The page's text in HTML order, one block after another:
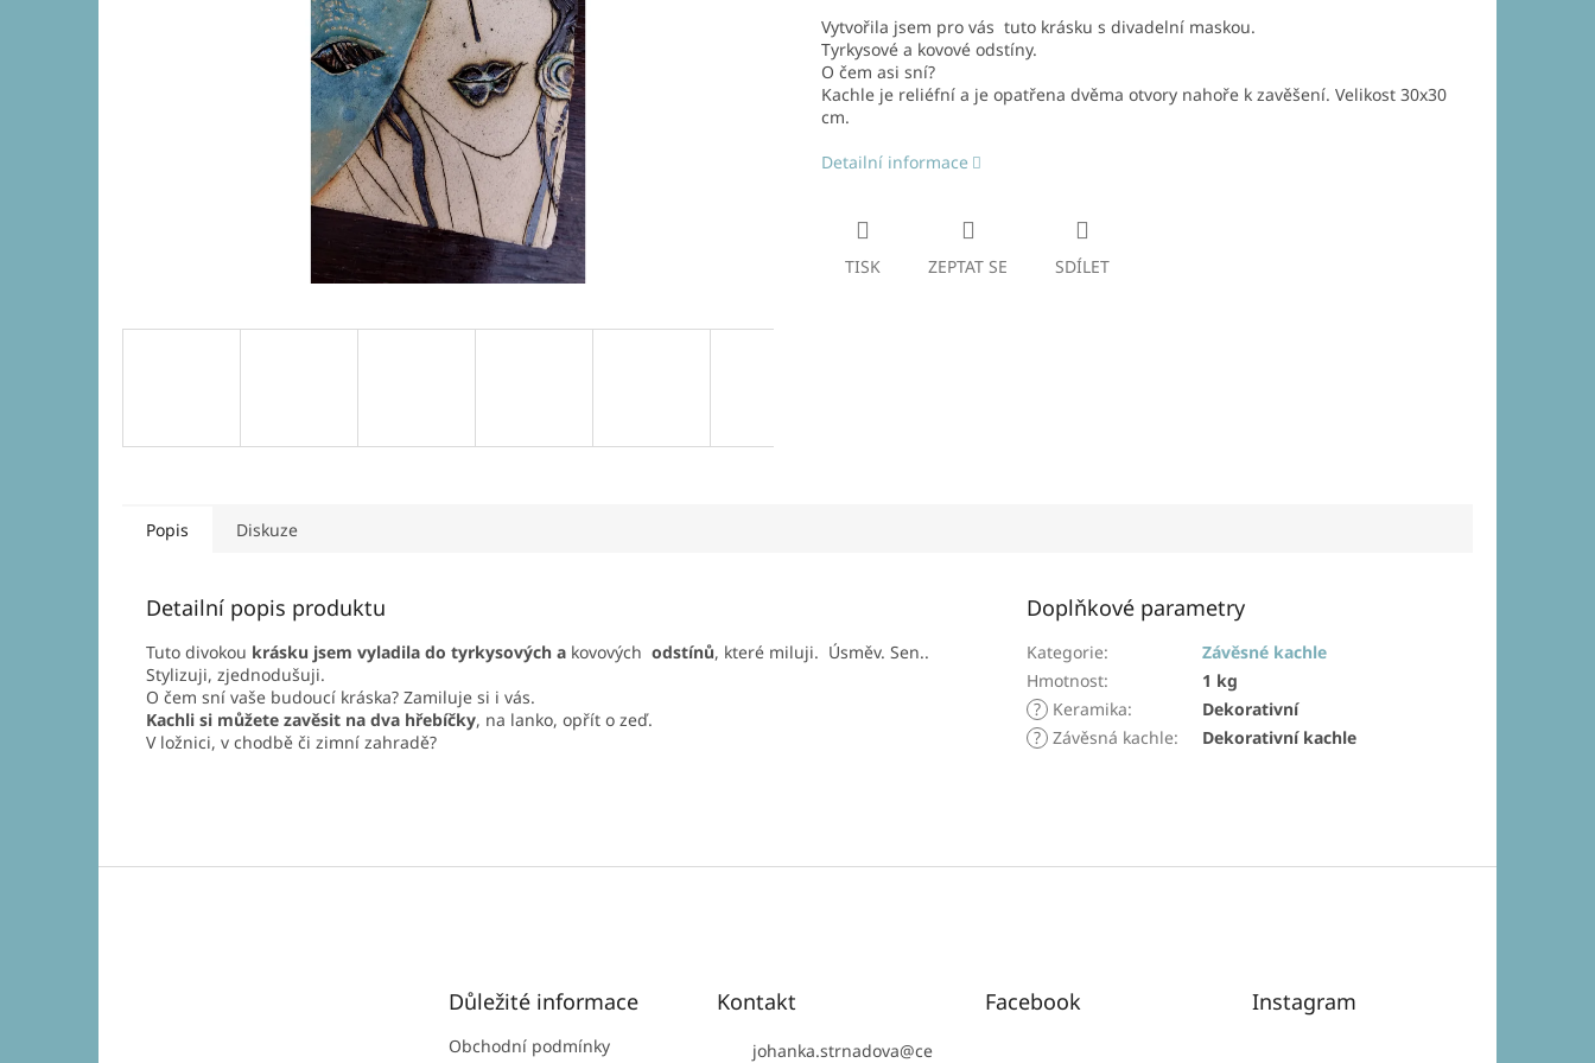
Vytvořila jsem pro vás tuto krásku s divadelní maskou.
Tyrkysové a kovové odstíny.
O čem asi sní?
Kachle je reliéfní a je opatřena dvěma otvory nahoře k zavěšení. Velikost 30x30
cm.
Detailní informace
TISK ZEPTAT SE SDÍLET
Popis Diskuze
Detailní popis produktu
Tuto divokou krásku jsem vyladila do tyrkysových a kovových odstínů, které miluji. Úsměv. Sen..
Stylizuji, zjednodušuji.
O čem sní vaše budoucí kráska? Zamiluje si i vás.
Kachli si můžete zavěsit na dva hřebíčky, na lanko, opřít o zeď.
V ložnici, v chodbě či zimní zahradě?
Doplňkové parametry
Kategorie:
Závěsné kachle
Hmotnost:
1 kg
? Keramika:
Dekorativní
? Závěsná kachle: Dekorativní kachle
Důležité informace
Obchodní podmínky
Kontakt
johanka.strnadova@ce
Facebook Instagram